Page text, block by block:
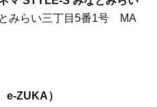
みらい三丁目5番1号 MA
e-ZUKA）